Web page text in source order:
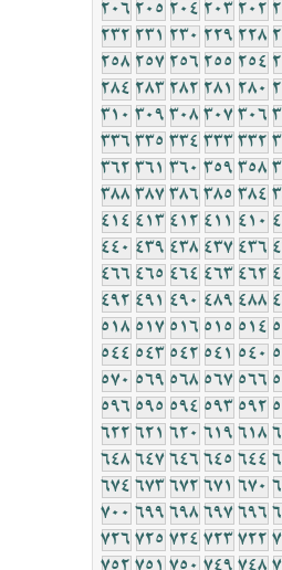
202
203
204
205
206
228
229
230
231
232
254
255
256
257
258
280
281
282
283
284
306
307
308
309
310
332
333
334
335
336
358
359
360
361
362
384
385
386
387
388
410
411
412
413
414
436
437
438
439
440
462
463
464
465
466
488
489
490
491
492
514
515
516
517
518
540
541
542
543
544
566
567
568
569
570
592
593
594
595
596
618
619
620
621
622
644
645
646
647
648
670
671
672
673
674
696
697
698
699
700
722
723
724
725
726